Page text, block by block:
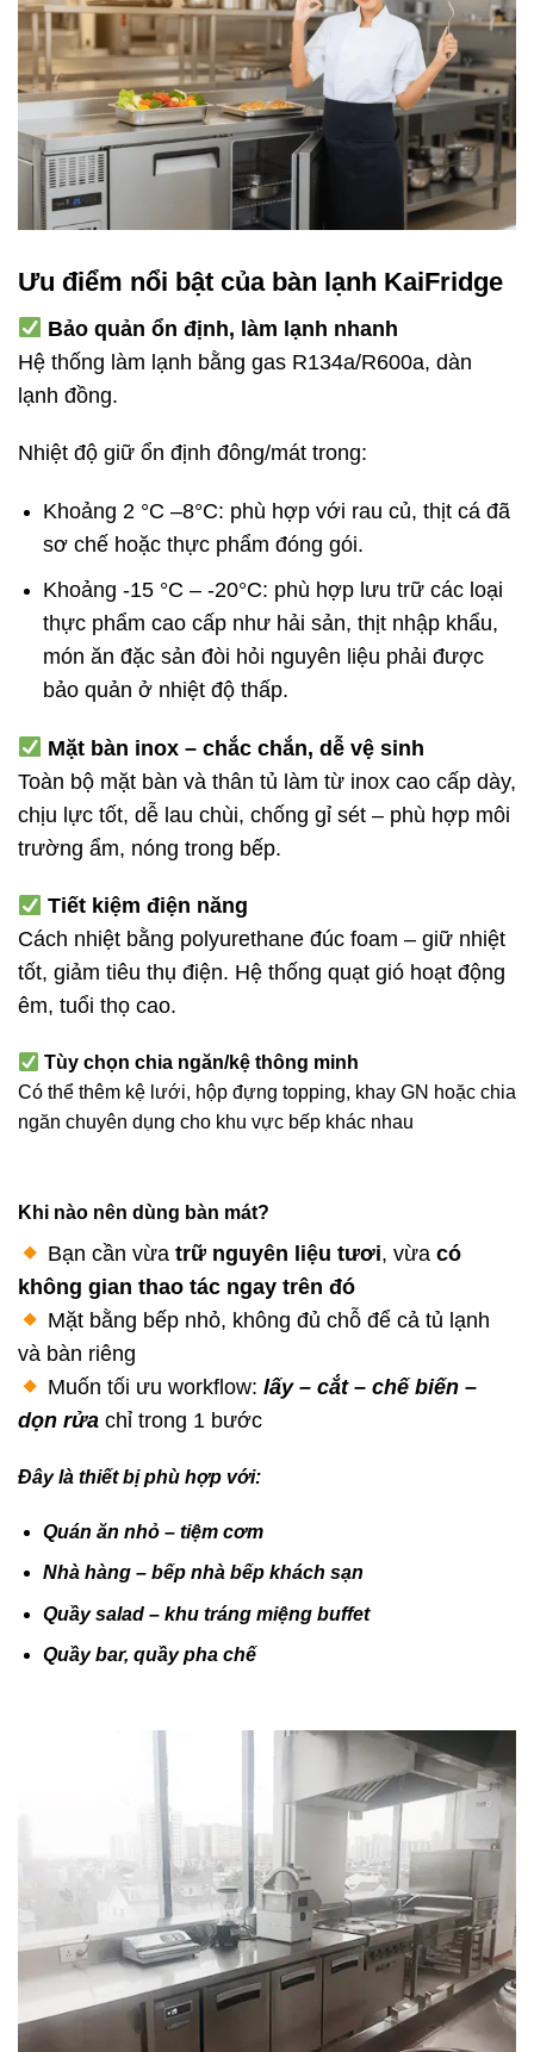
Ưu điểm nổi bật của bàn lạnh KaiFridge
Bảo quản ổn định, làm lạnh nhanh
Hệ thống làm lạnh bằng gas R134a/R600a, dàn
lạnh đồng.
Nhiệt độ giữ ổn định đông/mát trong:
Khoảng 2 °C –8°C: phù hợp với rau củ, thịt cá đã
sơ chế hoặc thực phẩm đóng gói.
Khoảng -15 °C – -20°C: phù hợp lưu trữ các loại
thực phẩm cao cấp như hải sản, thịt nhập khẩu,
món ăn đặc sản đòi hỏi nguyên liệu phải được
bảo quản ở nhiệt độ thấp.
Mặt bàn inox – chắc chắn, dễ vệ sinh
Toàn bộ mặt bàn và thân tủ làm từ inox cao cấp dày,
chịu lực tốt, dễ lau chùi, chống gỉ sét – phù hợp môi
trường ẩm, nóng trong bếp.
Tiết kiệm điện năng
Cách nhiệt bằng polyurethane đúc foam – giữ nhiệt
tốt, giảm tiêu thụ điện. Hệ thống quạt gió hoạt động
êm, tuổi thọ cao.
Tùy chọn chia ngăn/kệ thông minh
Có thể thêm kệ lưới, hộp đựng topping, khay GN hoặc chia
ngăn chuyên dụng cho khu vực bếp khác nhau
Khi nào nên dùng bàn mát?
Bạn cần vừatrữ nguyên liệu tươi, vừacó
không gian thao tác ngay trên đó
Mặt bằng bếp nhỏ, không đủ chỗ để cả tủ lạnh
và bàn riêng
Muốn tối ưu workflow:lấy – cắt – chế biến –
dọn rửa chỉ trong 1 bước
Đây là thiết bị phù hợp với:
Quán ăn nhỏ – tiệm cơm
Nhà hàng – bếp nhà bếp khách sạn
Quầy salad – khu tráng miệng buffet
Quầy bar, quầy pha chế